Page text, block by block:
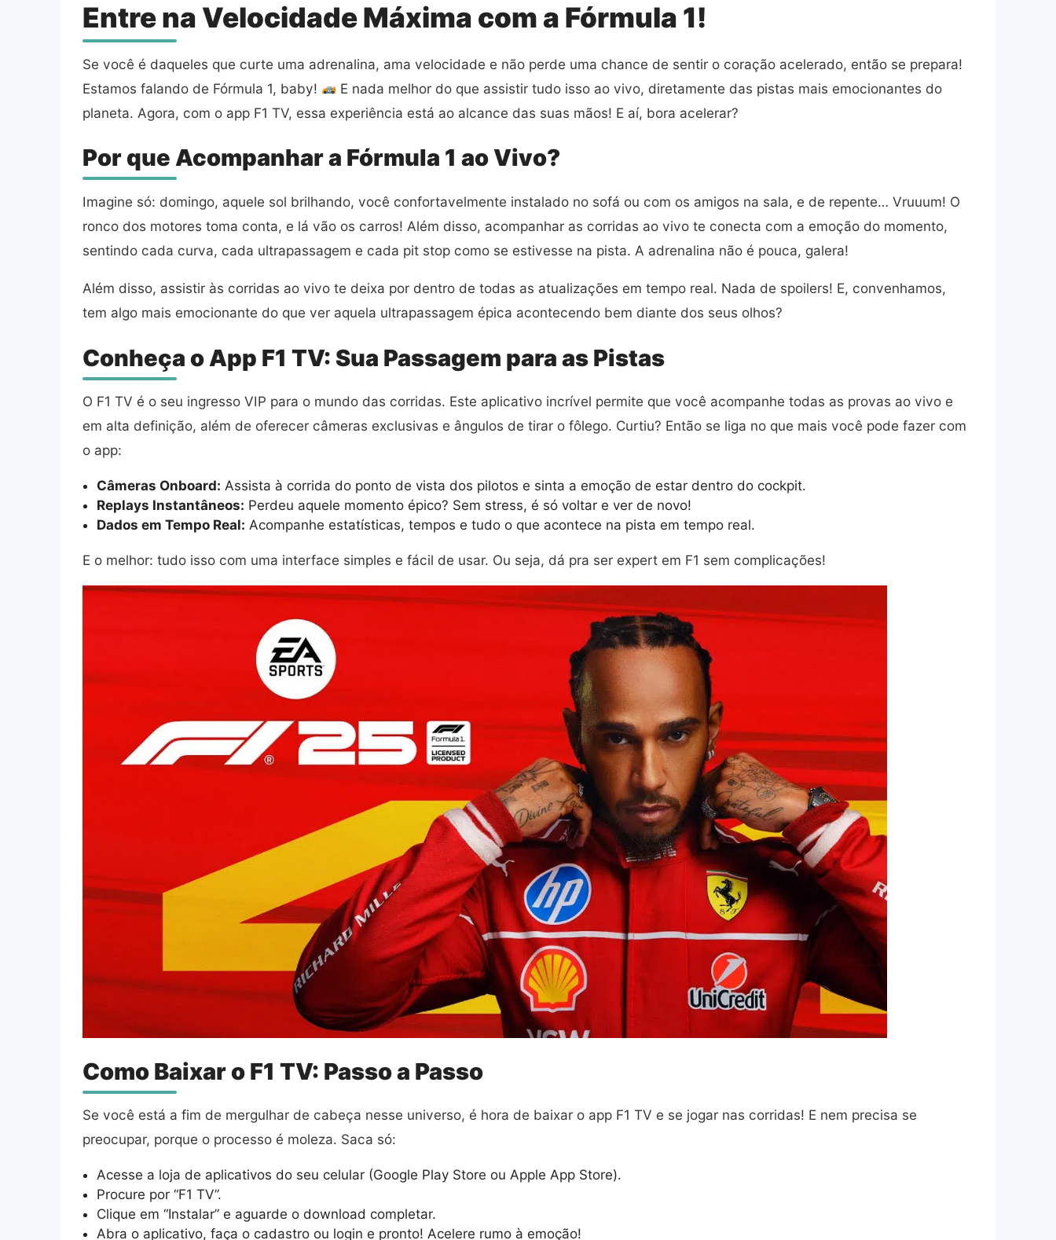
Entre na Velocidade Máxima com a Fórmula 1!
Se você é daqueles que curte uma adrenalina, ama velocidade e não perde uma chance de sentir o coração acelerado, então se prepara!
Estamos falando de Fórmula 1, baby!
E nada melhor do que assistir tudo isso ao vivo, diretamente das pistas mais emocionantes do
planeta. Agora, com o app F1 TV, essa experiência está ao alcance das suas mãos! E aí, bora acelerar?
Por que Acompanhar a Fórmula 1 ao Vivo?
Imagine só: domingo, aquele sol brilhando, você confortavelmente instalado no sofá ou com os amigos na sala, e de repente… Vruuum! O
ronco dos motores toma conta, e lá vão os carros! Além disso, acompanhar as corridas ao vivo te conecta com a emoção do momento,
sentindo cada curva, cada ultrapassagem e cada pit stop como se estivesse na pista. A adrenalina não é pouca, galera!
Além disso, assistir às corridas ao vivo te deixa por dentro de todas as atualizações em tempo real. Nada de spoilers! E, convenhamos,
tem algo mais emocionante do que ver aquela ultrapassagem épica acontecendo bem diante dos seus olhos?
Conheça o App F1 TV: Sua Passagem para as Pistas
O F1 TV é o seu ingresso VIP para o mundo das corridas. Este aplicativo incrível permite que você acompanhe todas as provas ao vivo e
em alta definição, além de oferecer câmeras exclusivas e ângulos de tirar o fôlego. Curtiu? Então se liga no que mais você pode fazer com
o app:
Câmeras Onboard: Assista à corrida do ponto de vista dos pilotos e sinta a emoção de estar dentro do cockpit.
Replays Instantâneos: Perdeu aquele momento épico? Sem stress, é só voltar e ver de novo!
Dados em Tempo Real: Acompanhe estatísticas, tempos e tudo o que acontece na pista em tempo real.
E o melhor: tudo isso com uma interface simples e fácil de usar. Ou seja, dá pra ser expert em F1 sem complicações!
Como Baixar o F1 TV: Passo a Passo
Se você está a fim de mergulhar de cabeça nesse universo, é hora de baixar o app F1 TV e se jogar nas corridas! E nem precisa se
preocupar, porque o processo é moleza. Saca só:
Acesse a loja de aplicativos do seu celular (Google Play Store ou Apple App Store).
Procure por “F1 TV”.
Clique em “Instalar” e aguarde o download completar.
Abra o aplicativo, faça o cadastro ou login e pronto! Acelere rumo à emoção!